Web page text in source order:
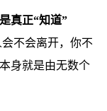
真正“知道”
不会离开，你不
身就是由无数个